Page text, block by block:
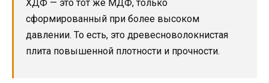
ХДФ — это тот же МДФ, только
сформированный при более высоком
давлении. То есть, это древесноволокнистая
плита повышенной плотности и прочности.